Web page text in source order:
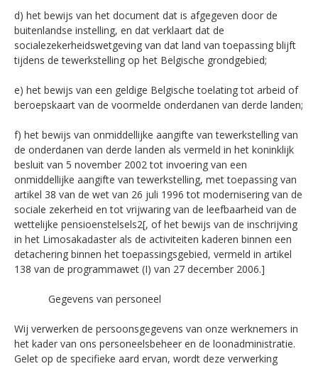
d) het bewijs van het document dat is afgegeven door de
buitenlandse instelling, en dat verklaart dat de
socialezekerheidswetgeving van dat land van toepassing blijft
tijdens de tewerkstelling op het Belgische grondgebied;
e) het bewijs van een geldige Belgische toelating tot arbeid of
beroepskaart van de voormelde onderdanen van derde landen;
f) het bewijs van onmiddellijke aangifte van tewerkstelling van
de onderdanen van derde landen als vermeld in het koninklijk
besluit van 5 november 2002 tot invoering van een
onmiddellijke aangifte van tewerkstelling, met toepassing van
artikel 38 van de wet van 26 juli 1996 tot modernisering van de
sociale zekerheid en tot vrijwaring van de leefbaarheid van de
wettelijke pensioenstelsels2[, of het bewijs van de inschrijving
in het Limosakadaster als de activiteiten kaderen binnen een
detachering binnen het toepassingsgebied, vermeld in artikel
138 van de programmawet (I) van 27 december 2006.]
Gegevens van personeel
Wij verwerken de persoonsgegevens van onze werknemers in
het kader van ons personeelsbeheer en de loonadministratie.
Gelet op de specifieke aard ervan, wordt deze verwerking